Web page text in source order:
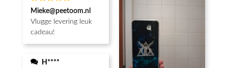
Waardering
5uit 5
Mieke@peetoom.nl
Vlugge levering leuk
cadeau!
H****